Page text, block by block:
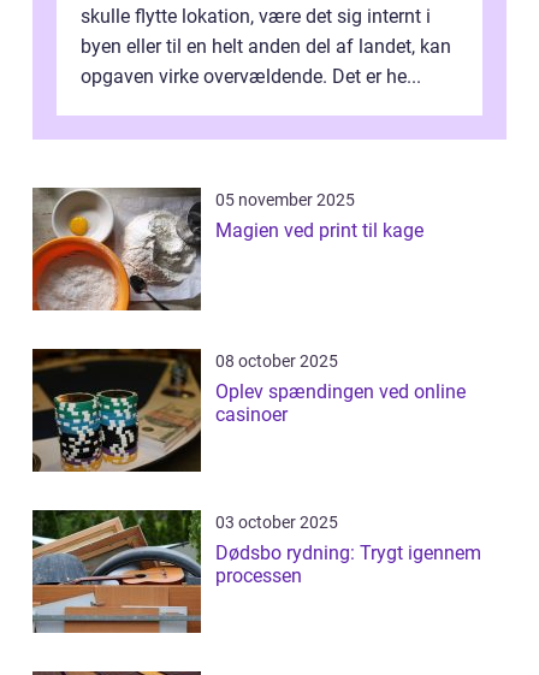
skulle flytte lokation, være det sig internt i
byen eller til en helt anden del af landet, kan
opgaven virke overvældende. Det er he...
05 november 2025
Magien ved print til kage
08 october 2025
Oplev spændingen ved online
casinoer
03 october 2025
Dødsbo rydning: Trygt igennem
processen